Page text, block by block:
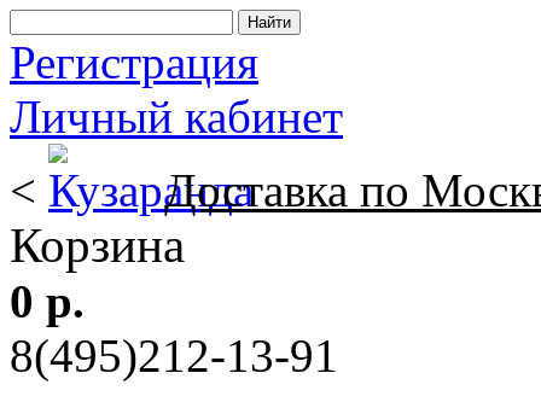
Регистрация
Личный кабинет
<
Доставка по
Корзина
0 р.
8(495)212-13-91